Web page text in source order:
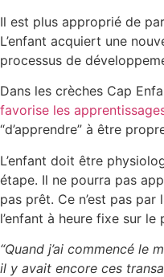
Il est plus approprié de
L’enfant acquiert une
processus de
Dans les crèches Cap
favorise les
“d’apprendre” à être
L’enfant doit être
étape. Il ne pourra pas
pas prêt. Ce n’est pas
l’enfant à heure fixe sur
“Quand j’ai commencé le
il y avait encore ces